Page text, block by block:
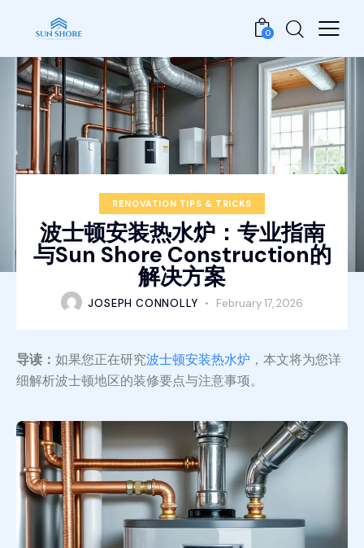
0
RENOVATION TIPS & TRICKS
波士顿安装热水炉：专业指南
与Sun Shore Construction的
解决方案
JOSEPH CONNOLLY February 17, 2026
导读： 如果您正在研究波士顿安装热水炉 ，本文将为您详
细解析波士顿地区的装修要点与注意事项。